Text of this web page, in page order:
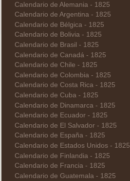
Calendario de Alemania - 1825
Calendario de Argentina - 1825
Calendario de Bélgica - 1825
Calendario de Bolivia - 1825
Calendario de Brasil - 1825
Calendario de Canadá - 1825
Calendario de Chile - 1825
Calendario de Colombia - 1825
Calendario de Costa Rica - 1825
Calendario de Cuba - 1825
Calendario de Dinamarca - 1825
Calendario de Ecuador - 1825
Calendario de El Salvador - 1825
Calendario de España - 1825
Calendario de Estados Unidos - 1825
Calendario de Finlandia - 1825
Calendario de Francia - 1825
Calendario de Guatemala - 1825